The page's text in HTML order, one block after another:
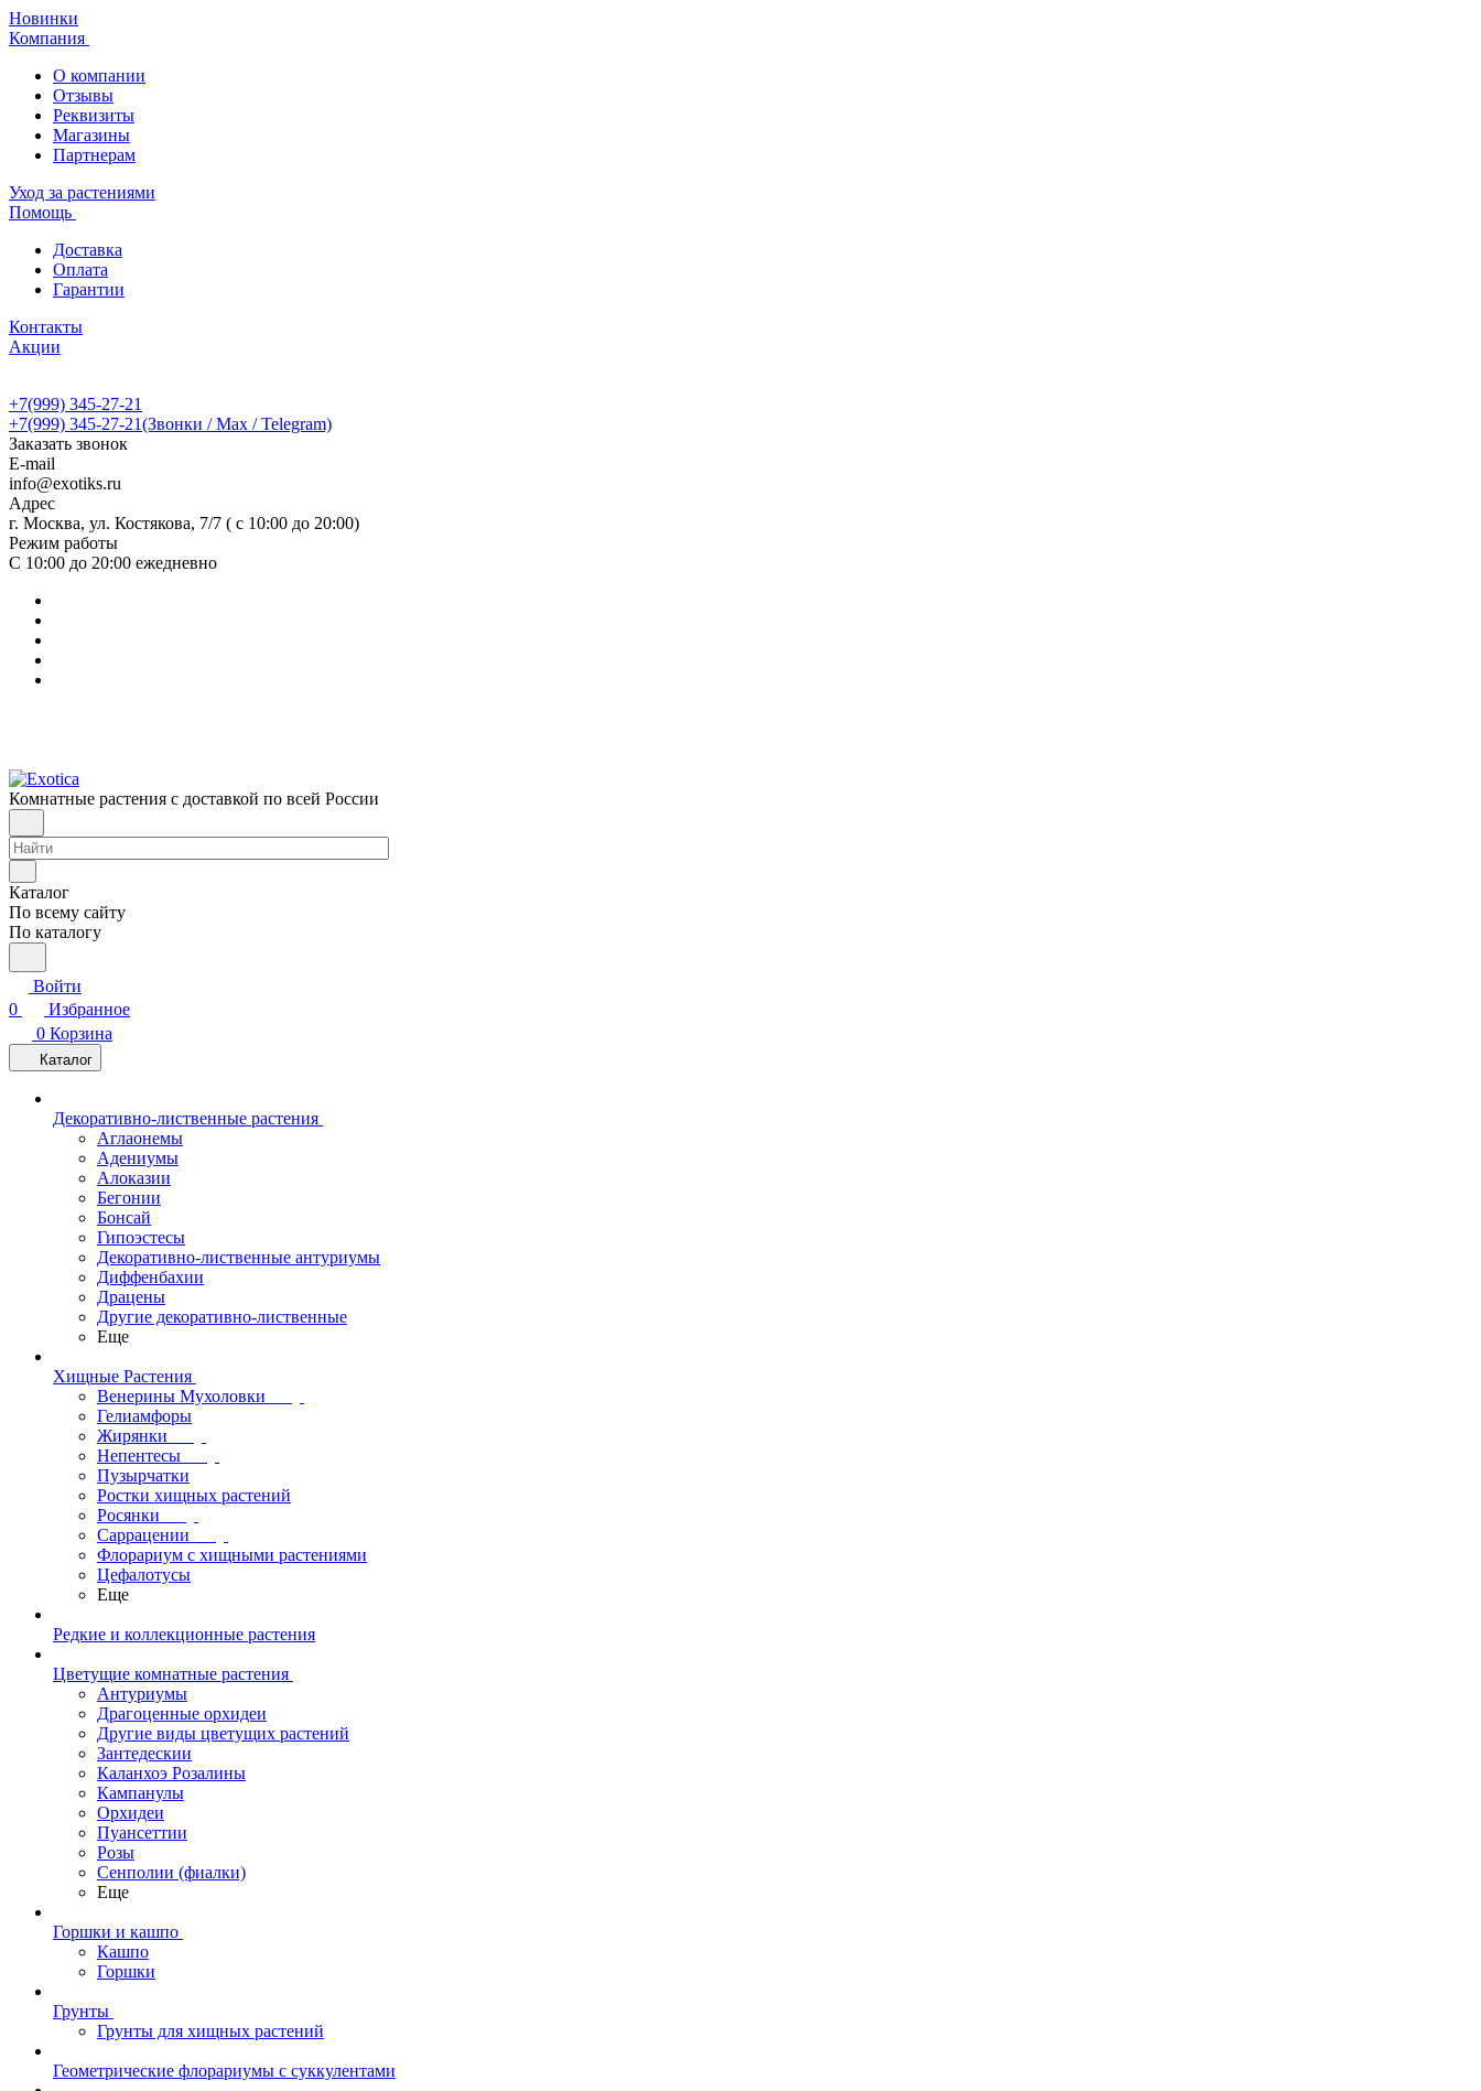
Новинки
Компания
О компании
Отзывы
Реквизиты
Магазины
Партнерам
Уход за растениями
Помощь
Доставка
Оплата
Гарантии
Контакты
Акции
+7(999) 345-27-21
+7(999) 345-27-21(Звонки / Max / Telegram)
Заказать звонок
E-mail
info@exotiks.ru
Адрес
г. Москва, ул. Костякова, 7/7 ( с 10:00 до 20:00)
Режим работы
С 10:00 до 20:00 ежедневно
Комнатные растения с доставкой по всей России
Каталог
По всему сайту
По каталогу
Войти
0
Избранное
0 Корзина
Каталог
Декоративно-лиственные растения
Аглаонемы
Адениумы
Алоказии
Бегонии
Бонсай
Гипоэстесы
Декоративно-лиственные антуриумы
Диффенбахии
Драцены
Другие декоративно-лиственные
Еще
Хищные Растения
Венерины Мухоловки
Гелиамфоры
Жирянки
Непентесы
Пузырчатки
Ростки хищных растений
Росянки
Саррацении
Флорариум с хищными растениями
Цефалотусы
Еще
Редкие и коллекционные растения
Цветущие комнатные растения
Антуриумы
Драгоценные орхидеи
Другие виды цветущих растений
Зантедескии
Каланхоэ Розалины
Кампанулы
Орхидеи
Пуансеттии
Розы
Сенполии (фиалки)
Еще
Горшки и кашпо
Кашпо
Горшки
Грунты
Грунты для хищных растений
Геометрические флорариумы с суккулентами